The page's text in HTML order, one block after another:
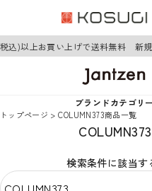
込)以上お買い上げで送料無料 新
ブランド
Marisa Grace
カテゴリー
トップス
Marisa Grace
トップページ COLUMN373商品一覧
検索条件に該当す